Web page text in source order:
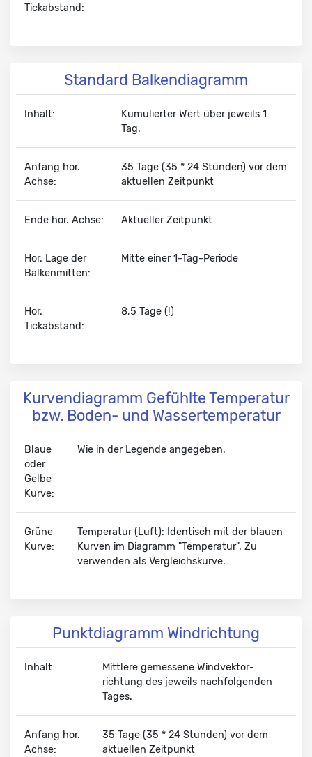
Tickabstand:
Standard Balkendiagramm
Inhalt:
Kumulierter Wert über jeweils 1
Tag.
Anfang hor.
Achse:
35 Tage (35 * 24 Stunden) vor dem
aktuellen Zeitpunkt
Ende hor. Achse: Aktueller Zeitpunkt
Hor. Lage der
Balkenmitten:
Mitte einer 1-Tag-Periode
Hor.
Tickabstand:
8,5 Tage (!)
Kurvendiagramm Gefühlte Temperatur
bzw. Boden- und Wassertemperatur
Blaue
oder
Gelbe
Kurve:
Wie in der Legende angegeben.
Grüne
Kurve:
Temperatur (Luft): Identisch mit der blauen
Kurven im Diagramm "Temperatur". Zu
verwenden als Vergleichskurve.
Punktdiagramm Windrichtung
Inhalt: Mittlere gemessene Wind­vektor­
richtung des jeweils nach­folgenden
Tages.
Anfang hor.
Achse:
35 Tage (35 * 24 Stunden) vor dem
aktuellen Zeitpunkt